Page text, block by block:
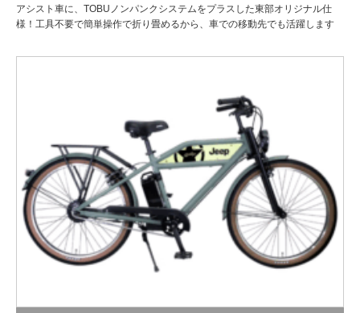
アシスト車に、TOBUノンパンクシステムをプラスした東部オリジナル仕
様！工具不要で簡単操作で折り畳めるから、車での移動先でも活躍します